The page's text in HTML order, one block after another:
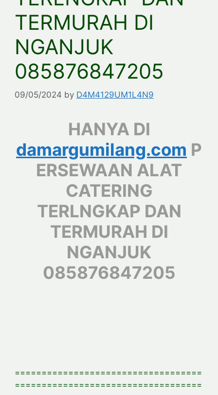
TERMURAH DI
NGANJUK
085876847205
09/05/2024 by D4M4129UM1L4N9
HANYA DI
damargumilang.com P
ERSEWAAN ALAT
CATERING
TERLNGKAP DAN
TERMURAH DI
NGANJUK
085876847205
===================================
===================================